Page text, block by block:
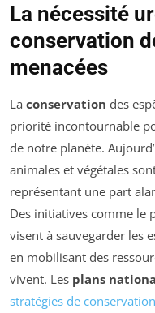
La nécessité
conservation
menacées
La conservation des
priorité incontournable
de notre planète.
animales et végétales
représentant une part
Des initiatives comme le
visent à sauvegarder les
en mobilisant des
vivent. Les plans
stratégies de conservation